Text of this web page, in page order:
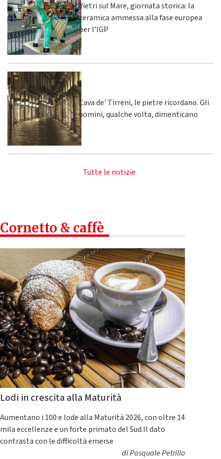
Vietri sul Mare, giornata storica: la
ceramica ammessa alla fase europea
per l’IGP
Cava de' Tirreni, le pietre ricordano. Gli
uomini, qualche volta, dimenticano
Tutte le notizie
Cornetto & caffè
Lodi in crescita alla Maturità
Aumentano i 100 e lode alla Maturità 2026, con oltre 14
mila eccellenze e un forte primato del Sud.Il dato
contrasta con le difficoltà emerse
diPasquale Petrillo